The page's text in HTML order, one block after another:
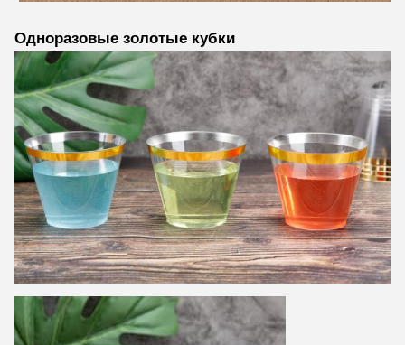
Одноразовые золотые кубки